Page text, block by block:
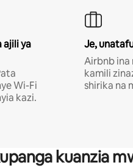
ajili ya
Wi-Fi
kazi.
Je,
Airbnb ina
kamili
shirika na
kuanzia